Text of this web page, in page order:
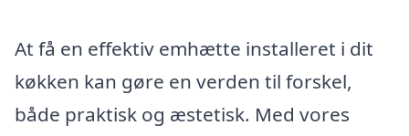
At få en effektiv emhætte installeret i dit
køkken kan gøre en verden til forskel,
både praktisk og æstetisk. Med vores